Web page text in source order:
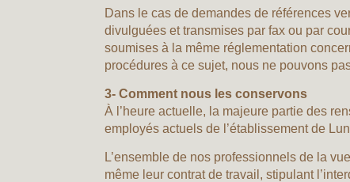
Dans le cas de demandes de références
divulguées et transmises par fax ou par
soumises à la même réglementation
procédures à ce sujet, nous ne pouvons
3- Comment nous les conservons
À l’heure actuelle, la majeure partie des
employés actuels de l’établissement de
L’ensemble de nos professionnels de la
même leur contrat de travail, stipulant